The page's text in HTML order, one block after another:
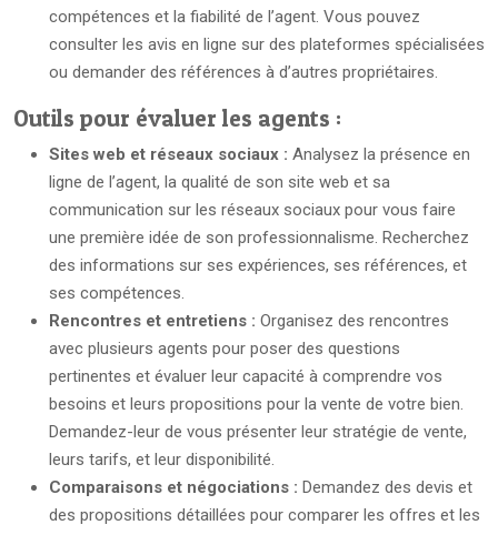
compétences et la fiabilité de l’agent. Vous pouvez
consulter les avis en ligne sur des plateformes spécialisées
ou demander des références à d’autres propriétaires.
Outils pour évaluer les agents :
Sites web et réseaux sociaux : Analysez la présence en
ligne de l’agent, la qualité de son site web et sa
communication sur les réseaux sociaux pour vous faire
une première idée de son professionnalisme. Recherchez
des informations sur ses expériences, ses références, et
ses compétences.
Rencontres et entretiens : Organisez des rencontres
avec plusieurs agents pour poser des questions
pertinentes et évaluer leur capacité à comprendre vos
besoins et leurs propositions pour la vente de votre bien.
Demandez-leur de vous présenter leur stratégie de vente,
leurs tarifs, et leur disponibilité.
Comparaisons et négociations : Demandez des devis et
des propositions détaillées pour comparer les offres et les